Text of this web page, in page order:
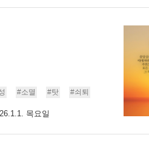
#소멸 #탓 #쇠퇴
목요일